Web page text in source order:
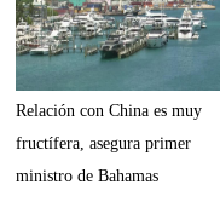
Relación con China es muy
fructífera, asegura primer
ministro de Bahamas